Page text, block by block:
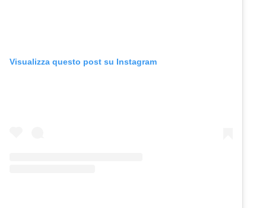
Visualizza questo post su Instagram